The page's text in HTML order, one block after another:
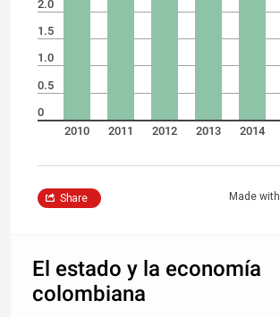
2.0
1.5
1.0
0.5
0
2010
2011 2012 2013 2014
Made with
Share
El estado y la economía
colombiana